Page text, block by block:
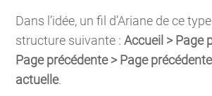
Dans l’idée, un fil d’Ariane de ce
structure suivante :Accueil > Page
Page précédente > Page
actuelle.